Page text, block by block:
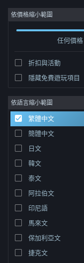
登入
社群
關於
客服
變更語言
取得 Steam 行動應用程式
檢視電腦版網頁
依價格縮小範圍
任何價格
折扣與活動
隱藏免費遊玩項目
依語言縮小範圍
繁體中文
簡體中文
日文
韓文
泰文
阿拉伯文
印尼語
馬來文
保加利亞文
捷克文
開發人員: Che
排序依據 相關性
0 項相符的搜尋結果。 已